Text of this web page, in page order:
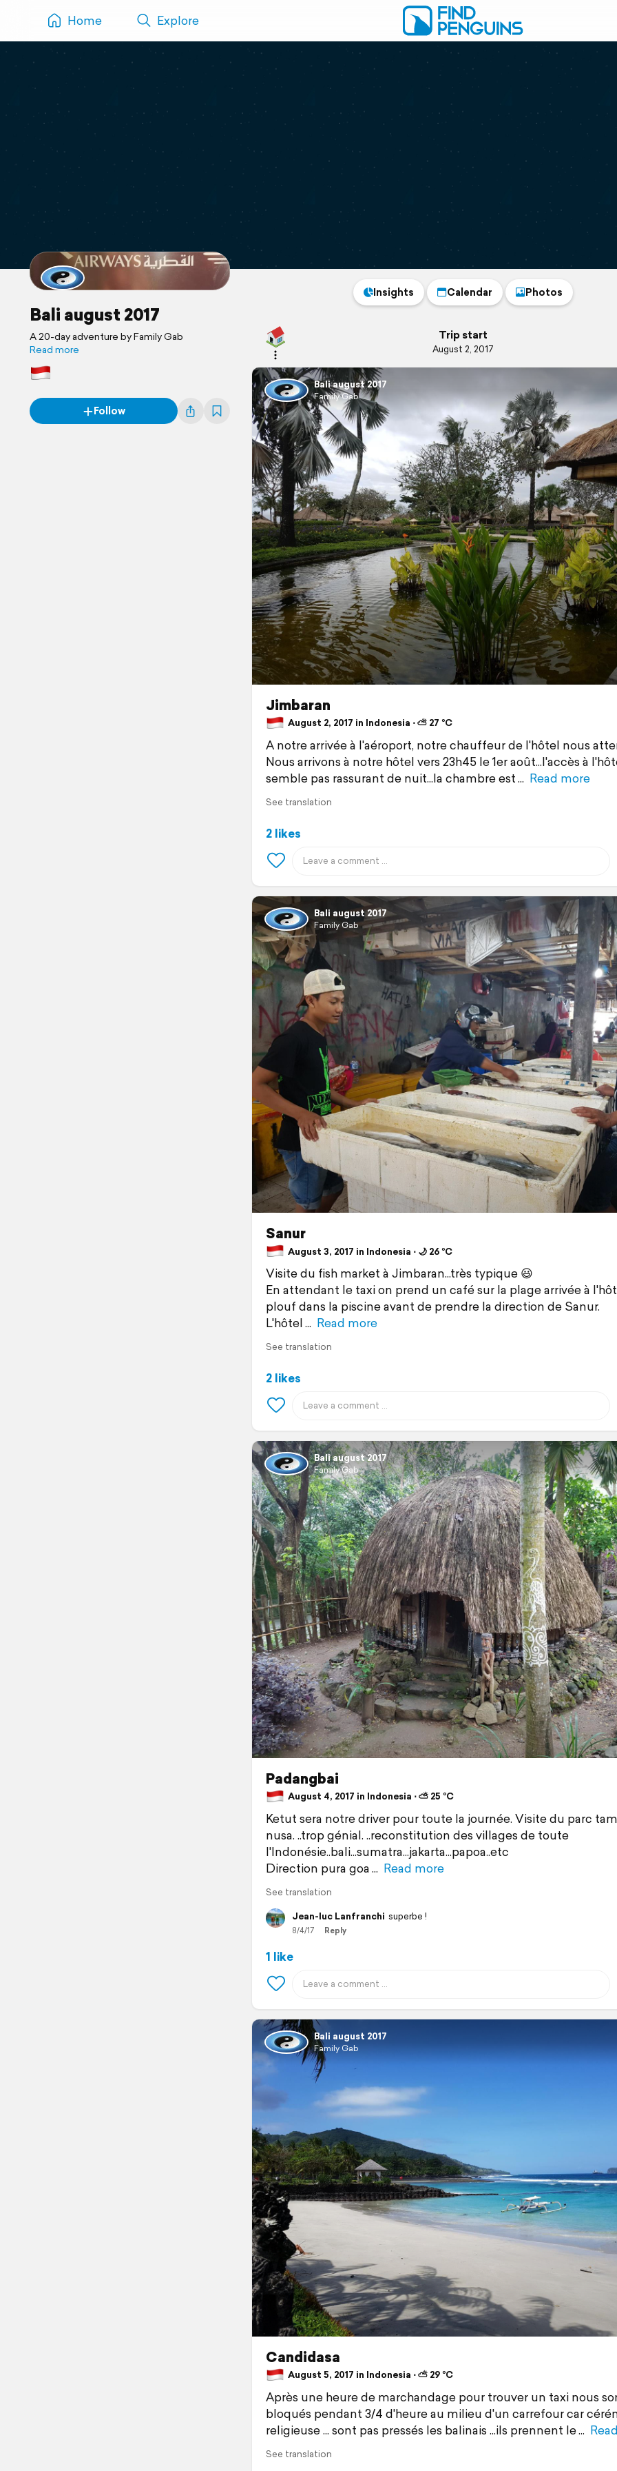
Home Explore
Bali august 2017
A 20-day adventure by Family Gab
Read more
Follow
Insights Calendar Photos
Trip start
August 2, 2017
Bali august 2017
Family Gab
Jimbaran
August 2, 2017 in Indonesia ⋅ ⛅ 27 °C
A notre arrivée à l'aéroport, notre chauffeur de l'hôtel nous
Nous arrivons à notre hôtel vers 23h45 le 1er août...l'accès à
semble pas rassurant de nuit...la chambre est
Read more
See translation
2 likes
Bali august 2017
Family Gab
Sanur
August 3, 2017 in Indonesia ⋅ 🌙 26 °C
Visite du fish market à Jimbaran...très typique 😃
En attendant le taxi on prend un café sur la plage arrivée à
plouf dans la piscine avant de prendre la direction de Sanur.
L'hôtel
Read more
See translation
2 likes
Bali august 2017
Family Gab
Padangbai
August 4, 2017 in Indonesia ⋅ ⛅ 25 °C
Ketut sera notre driver pour toute la journée. Visite du parc
nusa. ..trop génial. ..reconstitution des villages de toute
l'Indonésie..bali...sumatra...jakarta...papoa..etc
Direction pura goa
Read more
See translation
Jean-luc Lanfranchi superbe !
8/4/17 Reply
1 like
Bali august 2017
Family Gab
Candidasa
August 5, 2017 in Indonesia ⋅ ⛅ 29 °C
Après une heure de marchandage pour trouver un taxi nous
bloqués pendant 3/4 d'heure au milieu d'un carrefour car
religieuse ... sont pas pressés les balinais ...ils prennent le
See translation